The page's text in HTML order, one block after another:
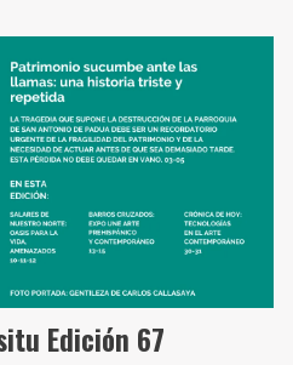
Edición 67